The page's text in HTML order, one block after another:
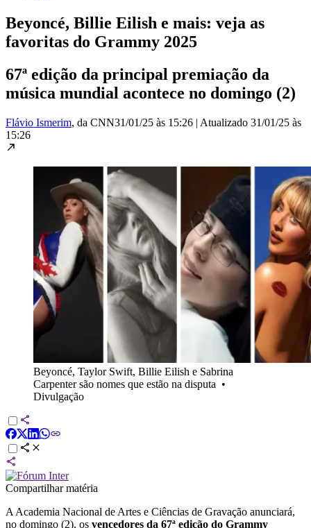
Beyoncé, Billie Eilish e mais: veja as
favoritas do Grammy 2025
67ª edição da principal premiação da
música mundial acontece no domingo (2)
Flávio Ismerim, da CNN31/01/25 às 15:26 | Atualizado 31/01/25 às
15:26
Beyoncé, Taylor Swift, Billie Eilish e Sabrina
Carpenter são nomes que estão na disputa •
Divulgação
Compartilhar matéria
A Academia Nacional de Artes e Ciências de Gravação anunciará,
no domingo (2), os vencedores da 67ª edição do Grammy